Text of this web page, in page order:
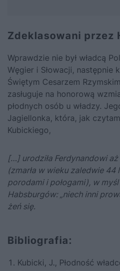
Zdeklasowani przez
Wprawdzie nie był władcą
Węgier i Słowacji, następnie
Świętym Cesarzem
zasługuje na honorową
płodnych osób u władzy.
Jagiellonka, która, jak
Kubickiego,
[…] urodziła Ferdynandowi
(zmarła w wieku zaledwie
porodami i połogami), w
Habsburgów: „niech inni
żeń się.
Bibliografia:
Kubicki, J., Płodność